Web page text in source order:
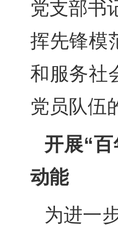
党支部书
挥先锋模
和服务社
党员队伍
开展“
动能
为进一